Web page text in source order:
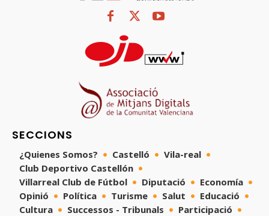
SECCIONS
¿Quienes Somos? Castelló
Vila-real
Club Deportivo Castellón
Villarreal Club de Fútbol
Diputació
Economía
Opinió
Política Turisme Salut
Educació
Cultura
Successos - Tribunals
Participació